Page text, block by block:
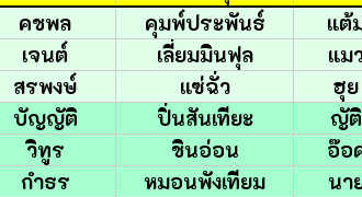
คชพล คุมพ์ประพันธ์ แต้
เจนต์ เลี่ยมมินฟุล แม
สรพงษ์ แซ่ฉั่ว ฮุย
บัญญัติ ปิ่นสันเทียะ ญัติ
วิทูร ชินอ่อน อ๊อ
กำธร หมอนพังเทียม นา